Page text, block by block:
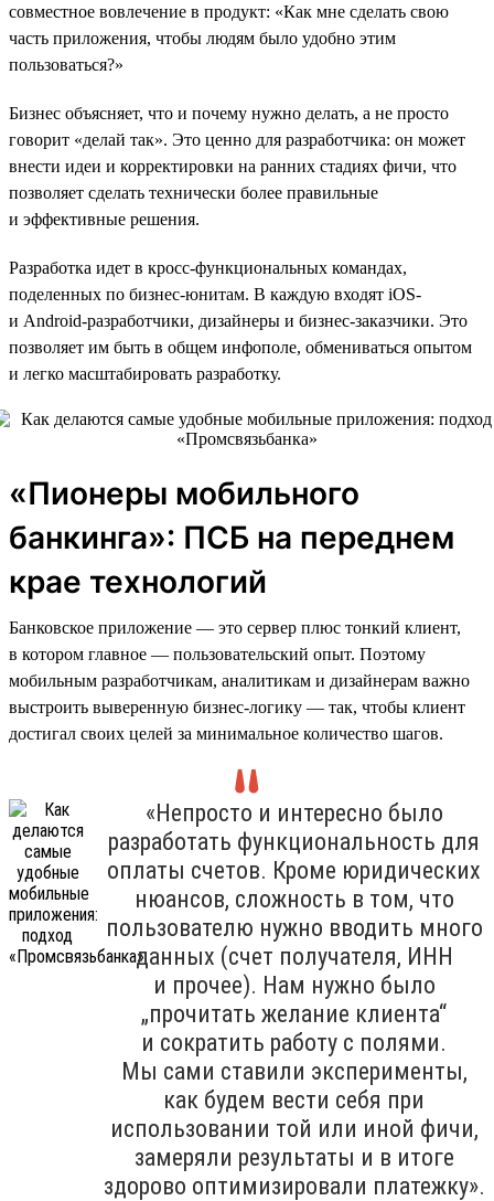
совместное вовлечение в продукт: «Как мне сделать свою
часть приложения, чтобы людям было удобно этим
пользоваться?»
Бизнес объясняет, что и почему нужно делать, а не просто
говорит «делай так». Это ценно для разработчика: он может
внести идеи и корректировки на ранних стадиях фичи, что
позволяет сделать технически более правильные
и эффективные решения.
Разработка идет в кросс-функциональных командах,
поделенных по бизнес-юнитам. В каждую входят iOS-
и Android-разработчики, дизайнеры и бизнес-заказчики. Это
позволяет им быть в общем инфополе, обмениваться опытом
и легко масштабировать разработку.
«Пионеры мобильного
банкинга»: ПСБ на переднем
крае технологий
Банковское приложение — это сервер плюс тонкий клиент,
в котором главное — пользовательский опыт. Поэтому
мобильным разработчикам, аналитикам и дизайнерам важно
выстроить выверенную бизнес-логику — так, чтобы клиент
достигал своих целей за минимальное количество шагов.
«Непросто и интересно было
разработать функциональность для
оплаты счетов. Кроме юридических
нюансов, сложность в том, что
пользователю нужно вводить много
данных (счет получателя, ИНН
и прочее). Нам нужно было
„прочитать желание клиента“
и сократить работу с полями.
Мы сами ставили эксперименты,
как будем вести себя при
использовании той или иной фичи,
замеряли результаты и в итоге
здорово оптимизировали платежку».